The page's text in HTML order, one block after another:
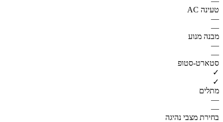
טעינה AC
—
—
מבנה מנוע
—
—
סטארט-סטופ
✓
✓
מתלים
—
—
בחירת מצבי נהיגה